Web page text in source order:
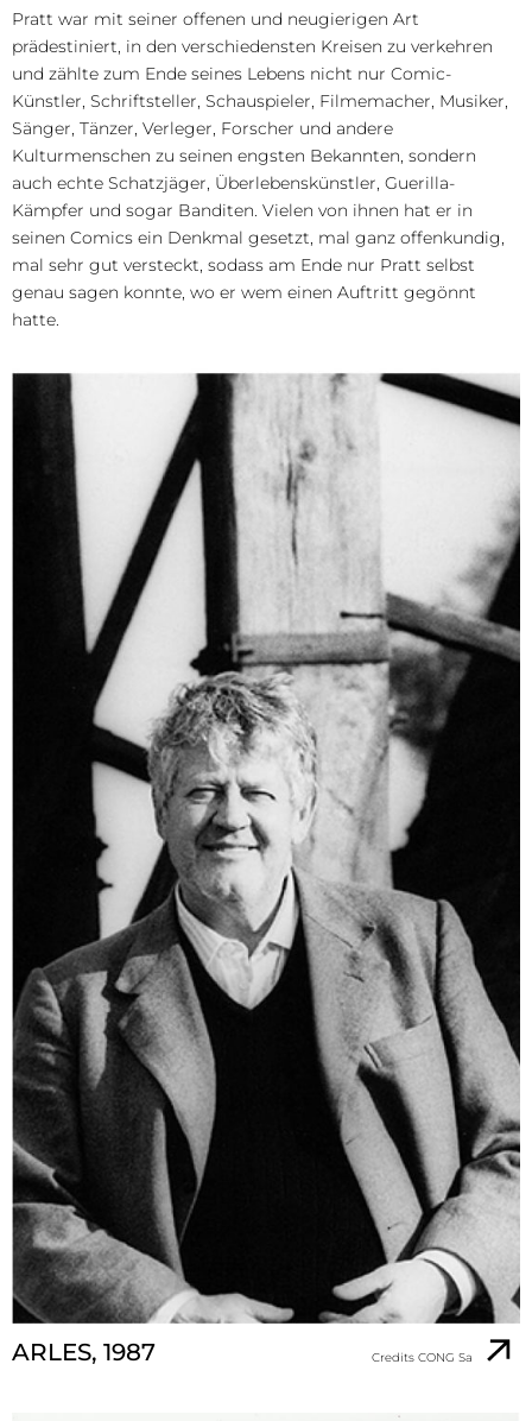
Pratt war mit seiner offenen und neugierigen Art
prädestiniert, in den verschiedensten Kreisen zu verkehren
und zählte zum Ende seines Lebens nicht nur Comic-
Künstler, Schriftsteller, Schauspieler, Filmemacher, Musiker,
Sänger, Tänzer, Verleger, Forscher und andere
Kulturmenschen zu seinen engsten Bekannten, sondern
auch echte Schatzjäger, Überlebenskünstler, Guerilla-
Kämpfer und sogar Banditen. Vielen von ihnen hat er in
seinen Comics ein Denkmal gesetzt, mal ganz offenkundig,
mal sehr gut versteckt, sodass am Ende nur Pratt selbst
genau sagen konnte, wo er wem einen Auftritt gegönnt
hatte.
ARLES, 1987 Credits CONG Sa